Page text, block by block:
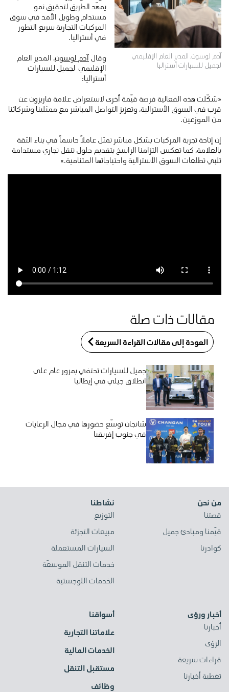
آدم لوسون، المدير العام الإقليمي
لجميل للسيارات أستراليا
يمهّد الطريق لتحقيق نمو
مستدام وطويل الأمد في سوق
المركبات التجارية سريع التطور
في أستراليا.
وقالآدم لوسون، المدير العام
الإقليمي لجميل للسيارات
أستراليا:
«شكّلت هذه الفعالية فرصة قيّمة أخرى لاستعراض علامة فاريزون عن
قرب في السوق الأسترالية، وتعزيز التواصل المباشر مع ممثلينا وشركائنا
من الموزعين.
إن إتاحة تجربة المركبات بشكل مباشر تمثل عاملاً حاسماً في بناء الثقة
بالعلامة، كما تعكس التزامنا الراسخ بتقديم حلول تنقل تجاري مستدامة
تلبي تطلعات السوق الأسترالية واحتياجاتها المتنامية.»
مقالات ذات صلة
العودة إلى مقالات القراءة السريعة
جميل للسيارات تحتفي بمرور عام على
انطلاق جيلي في إيطاليا
شانجان توسّع حضورها في مجال الرعايات
في جنوب إفريقيا
من نحن
قصتنا
قيّمنا ومبادئ جميل
كوادرنا
نشاطنا
التوزيع
مبيعات التجزئة
السيارات المستعملة
خدمات التنقل الموسعّة
الخدمات اللوجستية
أخبار ورؤى
أخبارنا
الرؤى
قراءات سريعة
تغطية أخبارنا
أسواقنا
علاماتنا التجارية
الخدمات المالية
مستقبل التنقل
وظائف